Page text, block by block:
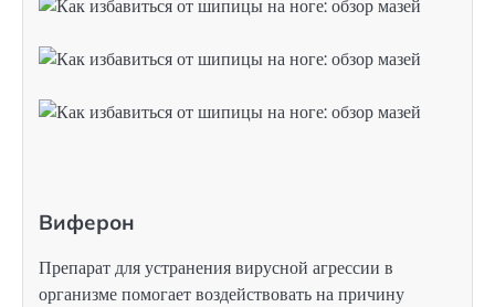
Виферон
Препарат для устранения вирусной агрессии в
организме помогает воздействовать на причину